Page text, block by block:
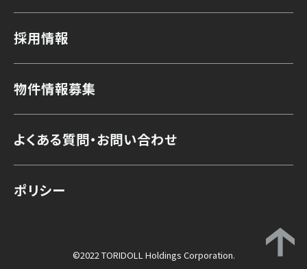
採用情報
物件情報募集
よくある質問・お問い合わせ
ポリシー
©2022 TORIDOLL Holdings Corporation.